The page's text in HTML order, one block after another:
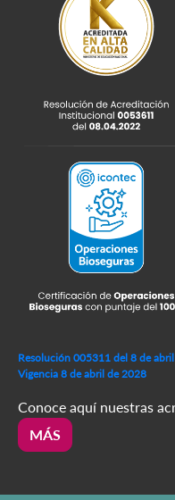
Resolución 005311 del 8 de
Vigencia 8 de abril de 2028
Conoce aquí nuestras
MÁS